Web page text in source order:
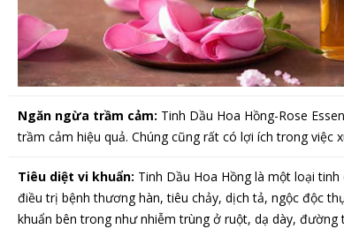
Ngăn ngừa trầm cảm: Tinh Dầu Hoa Hồng-Rose
trầm cảm hiệu quả. Chúng cũng rất có lợi ích trong việc
Tiêu diệt vi khuẩn: Tinh Dầu Hoa Hồng là một loại
điều trị bệnh thương hàn, tiêu chảy, dịch tả, ngộc độc
khuẩn bên trong như nhiễm trùng ở ruột, dạ dày, đường